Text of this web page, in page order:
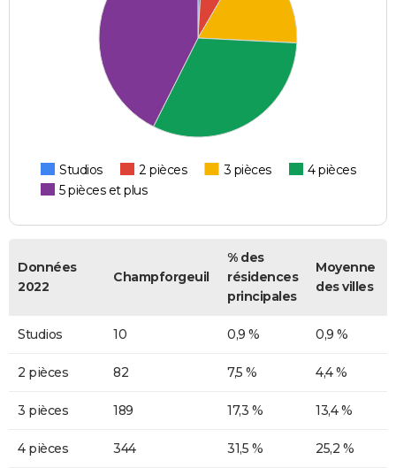
Studios 2 pièces 3 pièces
4 pièces
5 pièces et plus
Données
2022
Champforgeuil
% des
résidences
principales
Moyenne
des villes
Studios 10 0,9 % 0,9 %
2 pièces 82 7,5 % 4,4 %
3 pièces 189 17,3 % 13,4 %
4 pièces 344 31,5 % 25,2 %